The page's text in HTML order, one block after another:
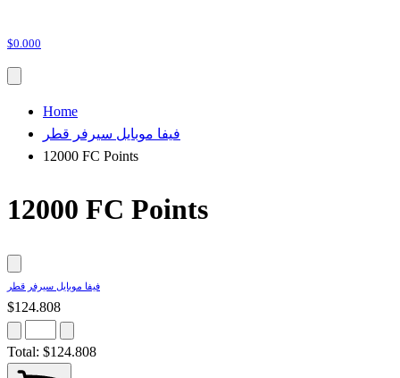
$0.000
Home
فيفا موبايل سيرفر قطر
12000 FC Points
12000 FC Points
فيفا موبايل سيرفر قطر
$124.808
Total: $124.808